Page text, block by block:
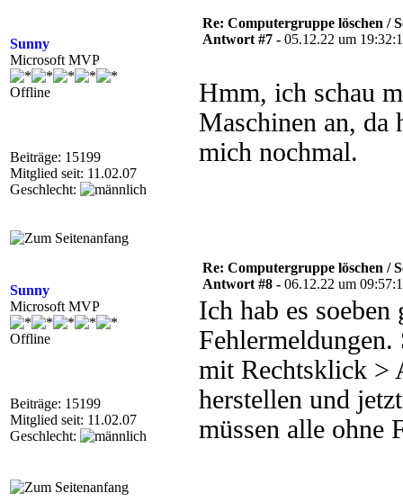
Sunny
Microsoft MVP
Offline
Beiträge: 15199
Mitglied seit: 11.02.07
Geschlecht:
Re: Computergruppe löschen /
Antwort #7 - 05.12.22 um
Hmm, ich schau
Maschinen an,
mich nochmal.
Sunny
Microsoft MVP
Offline
Beiträge: 15199
Mitglied seit: 11.02.07
Geschlecht:
Re: Computergruppe löschen /
Antwort #8 - 06.12.22 um
Ich hab es
Fehlermeldungen.
mit Rechtsklick >
herstellen und
müssen alle ohne